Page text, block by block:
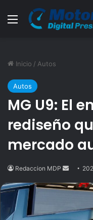
Menú
Inicio / Autos
Autos
MG U9: El
rediseño
mercado
Redaccion MDP
Send
email